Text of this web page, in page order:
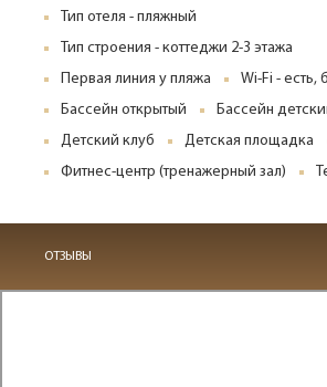
Тип отеля - пляжный
Тип строения - коттеджи 2-3 этажа
Первая линия у пляжа
Wi-Fi - есть,
Бассейн открытый
Бассейн
Детский клуб
Детская площадка
Фитнес-центр (тренажерный зал)
ОТЗЫВЫ